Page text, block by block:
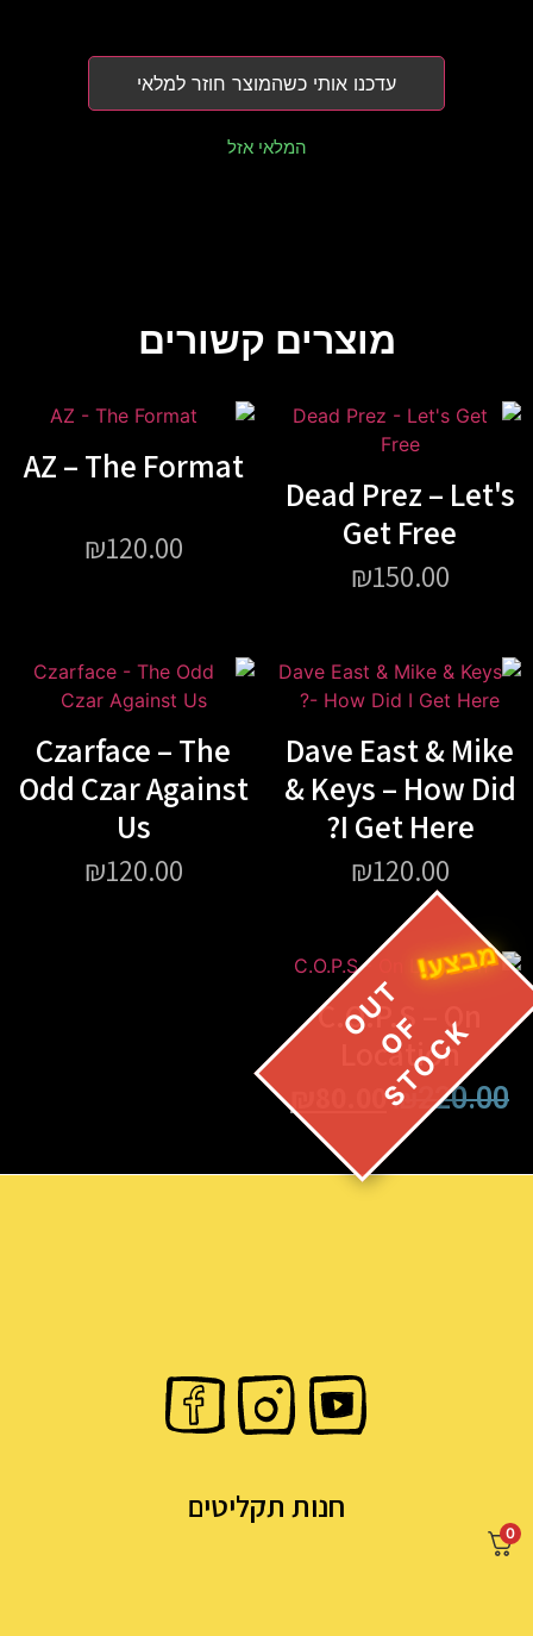
עדכנו אותי כשהמוצר חוזר למלאי
המלאי אזל
מוצרים קשורים
Dead Prez – Let's
Get Free
₪150.00
AZ – The Format
₪120.00
Dave East & Mike
& Keys – How Did
I Get Here?
₪120.00
Czarface – The
Odd Czar Against
Us
₪120.00
מבצע!
C.O.P.S – On
Location
₪ 220.00
₪ 80.00
חנות תקליטים
0